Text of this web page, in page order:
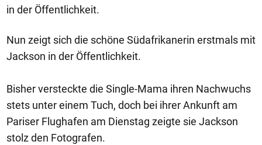
in der Öffentlichkeit.
Nun zeigt sich die schöne Südafrikanerin erstmals mit
Jackson in der Öffentlichkeit.
Bisher versteckte die Single-Mama ihren Nachwuchs
stets unter einem Tuch, doch bei ihrer Ankunft am
Pariser Flughafen am Dienstag zeigte sie Jackson
stolz den Fotografen.